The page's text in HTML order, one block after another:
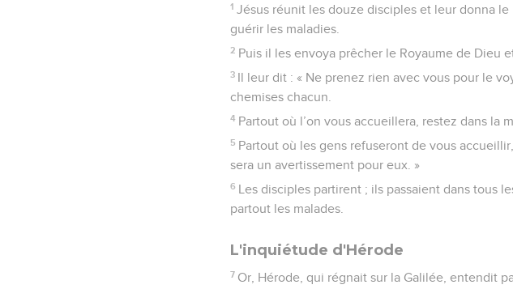
1 Jésus réunit les douze disciples et leur donna
guérir les maladies.
2 Puis il les envoya prêcher le Royaume de Dieu
3 Il leur dit : « Ne prenez rien avec vous pour le
chemises chacun.
4 Partout où l’on vous accueillera, restez dans la
5 Partout où les gens refuseront de vous
sera un avertissement pour eux. »
6 Les disciples partirent ; ils passaient dans tous
partout les malades.
L'inquiétude d'Hérode
7 Or, Hérode, qui régnait sur la Galilée, entendit